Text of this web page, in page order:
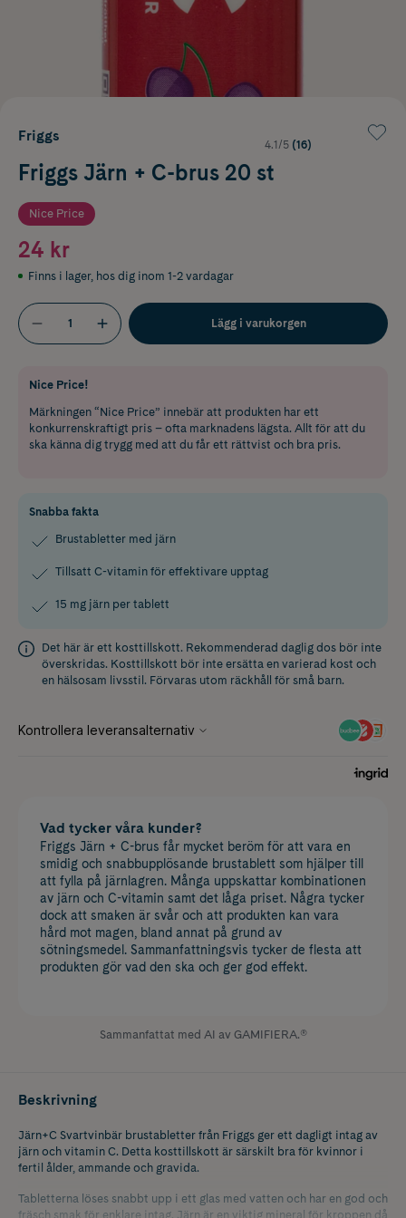
Friggs
4.1/5 (16)
Friggs Järn + C-brus 20 st
Nice Price
24 kr
Finns i lager, hos dig inom 1-2 vardagar
Lägg i varukorgen
Nice Price!
Märkningen “Nice Price” innebär att produkten har ett
konkurrenskraftigt pris – ofta marknadens lägsta. Allt för att du
ska känna dig trygg med att du får ett rättvist och bra pris.
Snabba fakta
Brustabletter med järn
Tillsatt C-vitamin för effektivare upptag
15 mg järn per tablett
Det här är ett kosttillskott. Rekommenderad daglig dos bör inte
överskridas. Kosttillskott bör inte ersätta en varierad kost och
en hälsosam livsstil. Förvaras utom räckhåll för små barn.
Vad tycker våra kunder?
Friggs Järn + C-brus får mycket beröm för att vara en
smidig och snabbupplösande brustablett som hjälper till
att fylla på järnlagren. Många uppskattar kombinationen
av järn och C-vitamin samt det låga priset. Några tycker
dock att smaken är svår och att produkten kan vara
hård mot magen, bland annat på grund av
sötningsmedel. Sammanfattningsvis tycker de flesta att
produkten gör vad den ska och ger god effekt.
Sammanfattat med AI av GAMIFIERA.®
Beskrivning
Järn+C Svartvinbär brustabletter från Friggs ger ett dagligt intag av
järn och vitamin C. Detta kosttillskott är särskilt bra för kvinnor i
fertil ålder, ammande och gravida.
Tabletterna löses snabbt upp i ett glas med vatten och har en god och
fräsch smak för enklare intag. Järn är en viktig mineral för kroppen då